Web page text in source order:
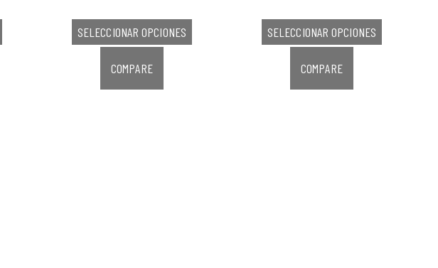
SELECCIONAR OPCIONES
COMPARE
SELECCIONAR OPCIONES
COMPARE